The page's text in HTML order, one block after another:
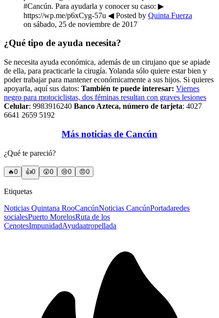
#Cancún. Para ayudarla y conocer su caso: ▶
https://wp.me/p6xCyg-57u ◀ Posted by Quinta Fuerza
on sábado, 25 de noviembre de 2017
¿Qué tipo de ayuda necesita?
Se necesita ayuda económica, además de un cirujano que se apiade
de ella, para practicarle la cirugía. Yolanda sólo quiere estar bien y
poder trabajar para mantener económicamente a sus hijos. Si quieres
apoyarla, aquí sus datos: También te puede interesar: Viernes
negro para motociclistas, dos féminas resultan con graves lesiones
Celular: 9983916240 Banco Azteca, número de tarjeta: 4027
6641 2659 5192
Más noticias de Cancún
¿Qué te pareció?
🔥0 👍0 😲0 😢0 😠0
Etiquetas
Noticias Quintana RooCancúnNoticias CancúnPortadaredes
socialesPuerto MorelosRuta de los
CenotesImpunidadAyudaatropellada